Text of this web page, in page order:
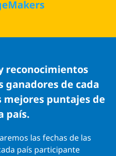
reconocimientos
ganadores de cada
mejores puntajes de
país.
las fechas de las
país participante